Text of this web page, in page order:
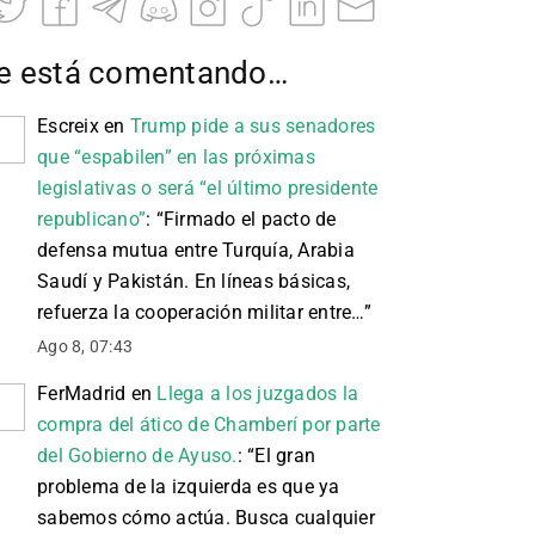
está comentando…
Escreixen Trump pide a sus senadores
que “espabilen” en las próximas
legislativas o será “el último presidente
republicano”: “Firmado el pacto de
defensa mutua entre Turquía, Arabia
Saudí y Pakistán. En líneas básicas,
refuerza la cooperación militar entre…”
Ago 8, 07:43
FerMadrid en Llega a los juzgados la
compra del ático de Chamberí por parte
del Gobierno de Ayuso.: “El gran
problema de la izquierda es que ya
sabemos cómo actúa. Busca cualquier